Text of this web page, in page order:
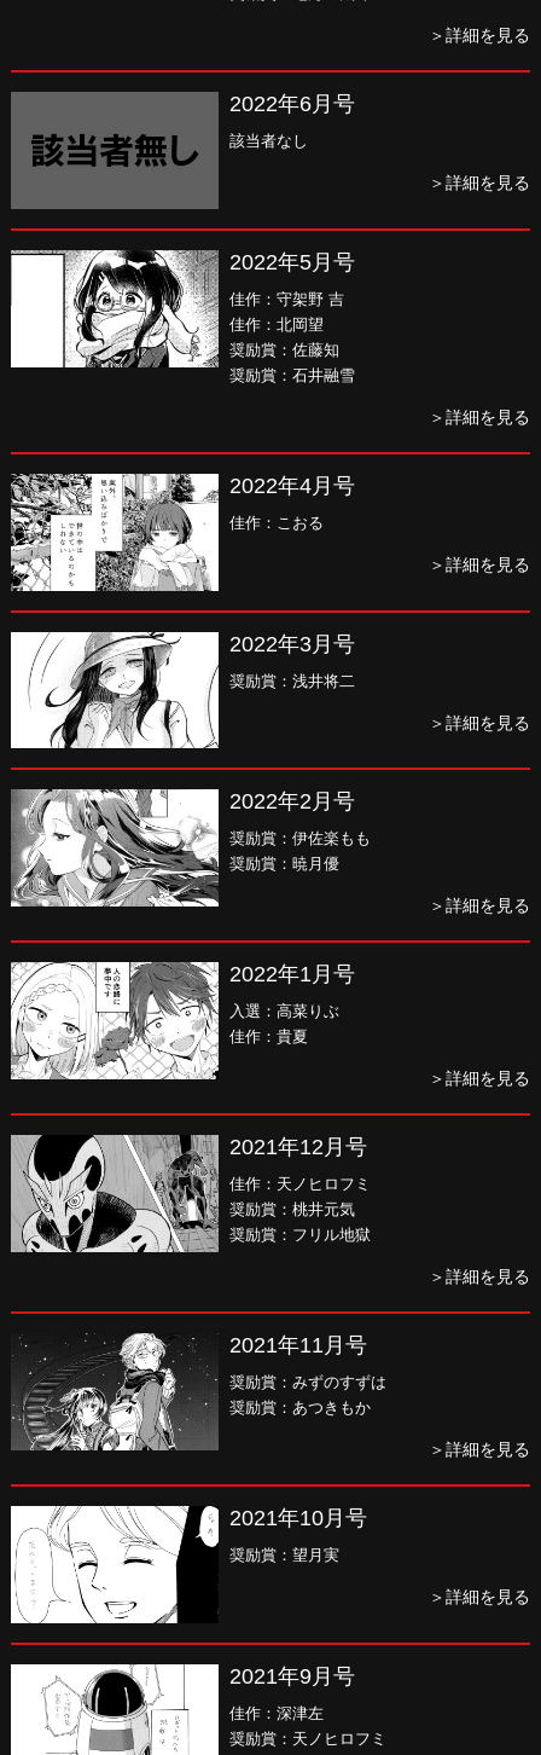
＞詳細を見る
2022年6月号
該当者なし
＞詳細を見る
2022年5月号
佳作：守架野 吉
佳作：北岡望
奨励賞：佐藤知
奨励賞：石井融雪
＞詳細を見る
2022年4月号
佳作：こおる
＞詳細を見る
2022年3月号
奨励賞：浅井将二
＞詳細を見る
2022年2月号
奨励賞：伊佐楽もも
奨励賞：暁月優
＞詳細を見る
2022年1月号
入選：高菜りぶ
佳作：貴夏
＞詳細を見る
2021年12月号
佳作：天ノヒロフミ
奨励賞：桃井元気
奨励賞：フリル地獄
＞詳細を見る
2021年11月号
奨励賞：みずのすずは
奨励賞：あつきもか
＞詳細を見る
2021年10月号
奨励賞：望月実
＞詳細を見る
2021年9月号
佳作：深津左
奨励賞：天ノヒロフミ